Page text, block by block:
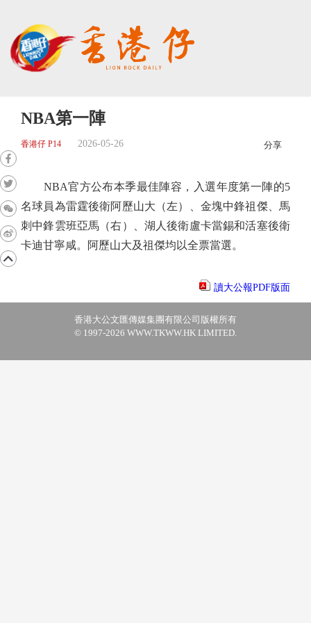
NBA第一陣
香港仔 P14 2026-05-26 分享
NBA官方公布本季最佳陣容，入選年度第一陣的5
名球員為雷霆後衛阿歷山大（左）、金塊中鋒祖傑、馬
刺中鋒雲班亞馬（右）、湖人後衛盧卡當錫和活塞後衛
卡迪甘寧咸。阿歷山大及祖傑均以全票當選。
讀大公報PDF版面
香港大公文匯傳媒集團有限公司版權所有
© 1997-2026 WWW.TKWW.HK LIMITED.